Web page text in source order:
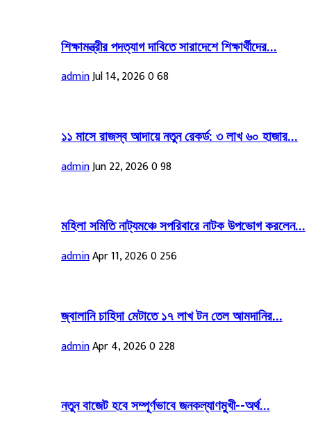
শিক্ষামন্ত্রীর পদত্যাগ দাবিতে সারাদেশে শিক্ষার্থীদের...
adminJul 14, 2026068
১১ মাসে রাজস্ব আদায়ে নতুন রেকর্ড: ৩ লাখ ৬০ হাজার...
adminJun 22, 2026098
মহিলা সমিতি নাট্যমঞ্চে সপরিবারে নাটক উপভোগ করলেন...
adminApr 11, 20260256
জ্বালানি চাহিদা মেটাতে ১৭ লাখ টন তেল আমদানির...
adminApr 4, 20260228
নতুন বাজেট হবে সম্পূর্ণভাবে জনকল্যাণমুখী--অর্থ...